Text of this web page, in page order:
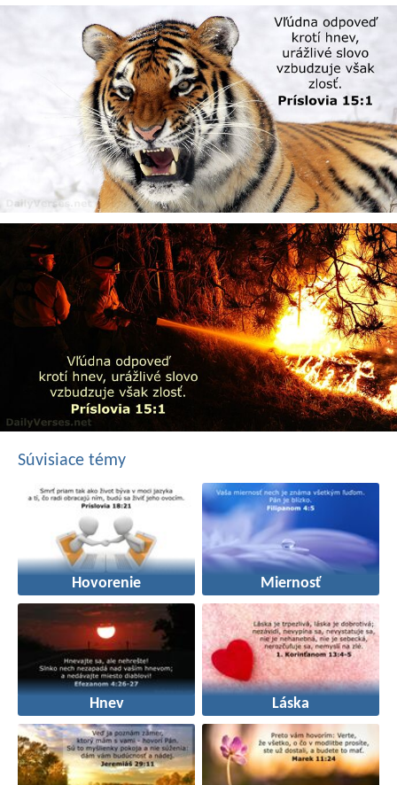
Súvisiace témy
Hovorenie Miernosť
Hnev Láska